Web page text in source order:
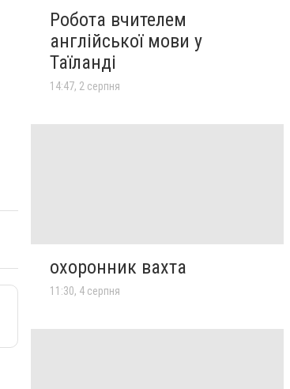
Робота вчителем
англійської мови у
Таїланді
14:47, 2 серпня
охоронник вахта
11:30, 4 серпня